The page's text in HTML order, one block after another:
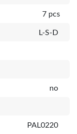
7 pcs
L-S-D
no
PAL0220